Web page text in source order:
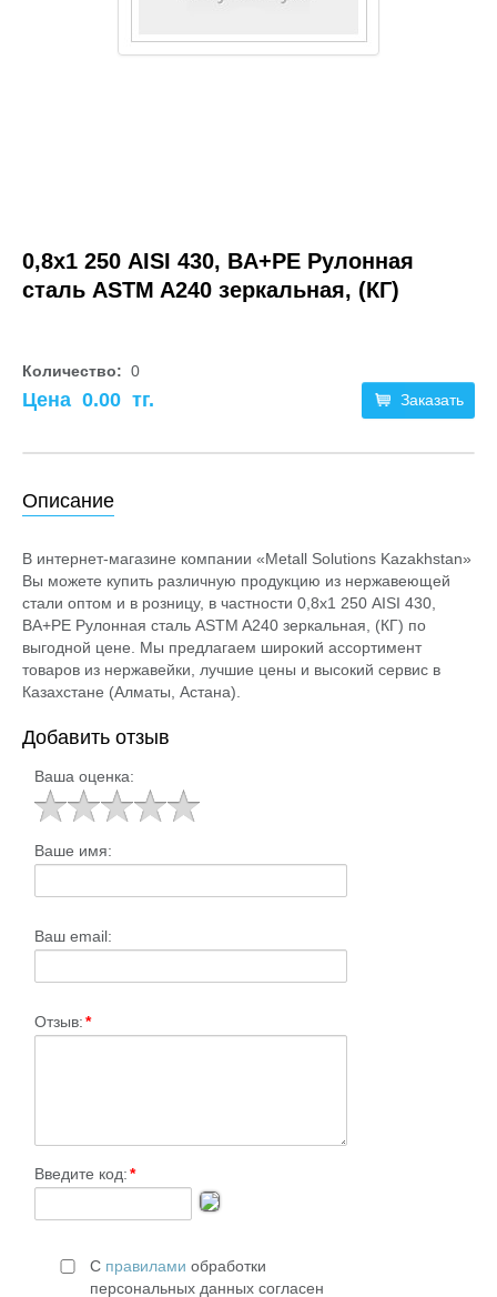
0,8х1 250 AISI 430, BA+PE Рулонная
сталь ASTM A240 зеркальная, (КГ)
Количество: 0
Заказать
Цена 0.00 тг.
Описание
В интернет-магазине компании «Metall Solutions Kazakhstan»
Вы можете купить различную продукцию из нержавеющей
стали оптом и в розницу, в частности 0,8х1 250 AISI 430,
BA+PE Рулонная сталь ASTM A240 зеркальная, (КГ) по
выгодной цене. Мы предлагаем широкий ассортимент
товаров из нержавейки, лучшие цены и высокий сервис в
Казахстане (Алматы, Астана).
Добавить отзыв
Ваша оценка:
Ваше имя:
Ваш email:
Отзыв:*
Введите код:*
С правилами обработки
персональных данных согласен